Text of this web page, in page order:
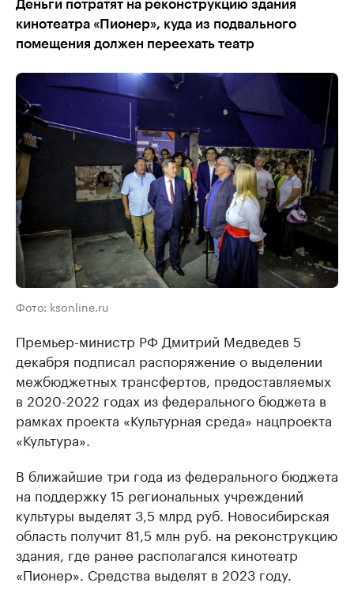
Деньги потратят на реконструкцию здания
кинотеатра «Пионер», куда из подвального
помещения должен переехать театр
Фото: ksonline.ru
Премьер-министр РФ Дмитрий Медведев 5
декабря подписал распоряжение о выделении
межбюджетных трансфертов, предоставляемых
в 2020-2022 годах из федерального бюджета в
рамках проекта «Культурная среда» нацпроекта
«Культура».
В ближайшие три года из федерального бюджета
на поддержку 15 региональных учреждений
культуры выделят 3,5 млрд руб. Новосибирская
область получит 81,5 млн руб. на реконструкцию
здания, где ранее располагался кинотеатр
«Пионер». Средства выделят в 2023 году.